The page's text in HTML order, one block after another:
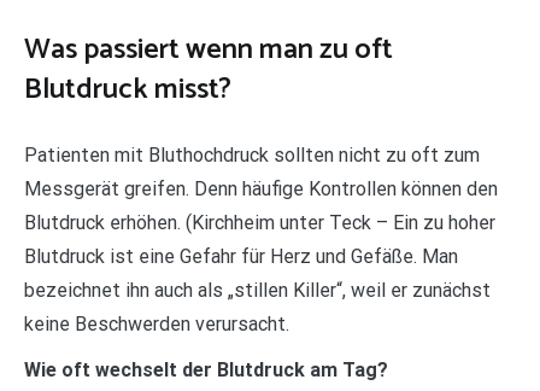
Was passiert wenn man zu oft
Blutdruck misst?
Patienten mit Bluthochdruck sollten nicht zu oft zum
Messgerät greifen. Denn häufige Kontrollen können den
Blutdruck erhöhen. (Kirchheim unter Teck – Ein zu hoher
Blutdruck ist eine Gefahr für Herz und Gefäße. Man
bezeichnet ihn auch als „stillen Killer“, weil er zunächst
keine Beschwerden verursacht.
Wie oft wechselt der Blutdruck am Tag?